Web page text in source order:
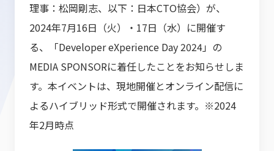
理事：松岡剛志、以下：日本CTO協会）が、
2024年7月16日（火）・17日（水）に開催す
る、「Developer eXperience Day 2024」の
MEDIA SPONSORに着任したことをお知らせしま
す。本イベントは、現地開催とオンライン配信に
よるハイブリッド形式で開催されます。※2024
年2月時点